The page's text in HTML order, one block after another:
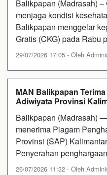
Balikpapan (Madrasah)
menjaga kondisi
Balikpapan menggelar
Gratis (CKG) pada Rabu
29/07/2026 17:05 - Oleh
MAN Balikpapan
Adiwiyata Provinsi
Balikpapan (Madrasah)
menerima Piagam
Provinsi (SAP)
Penyerahan
26/07/2026 11:32 - Oleh